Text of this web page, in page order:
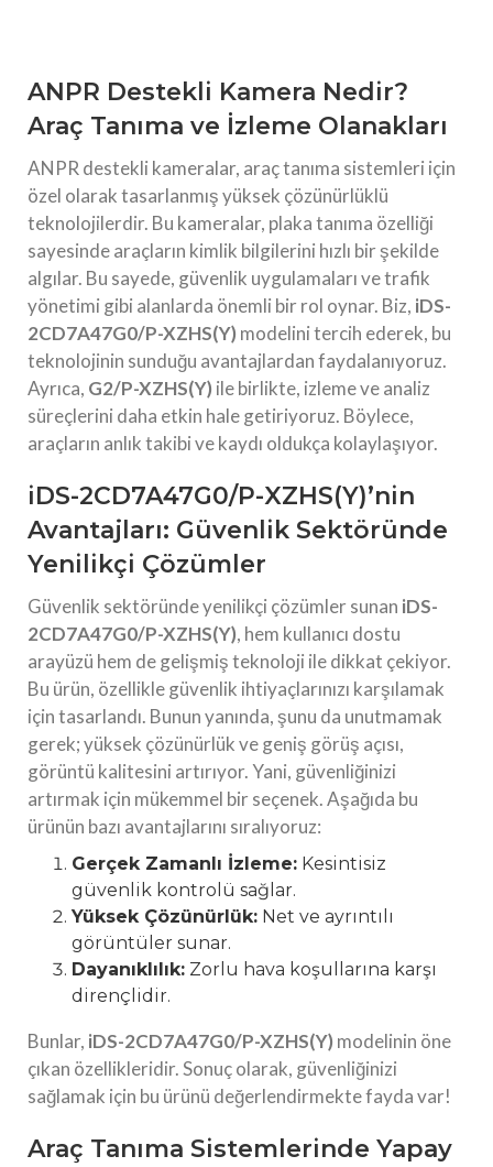
ANPR Destekli Kamera Nedir?
Araç Tanıma ve İzleme Olanakları
ANPR destekli kameralar, araç tanıma sistemleri için
özel olarak tasarlanmış yüksek çözünürlüklü
teknolojilerdir. Bu kameralar, plaka tanıma özelliği
sayesinde araçların kimlik bilgilerini hızlı bir şekilde
algılar. Bu sayede, güvenlik uygulamaları ve trafik
yönetimi gibi alanlarda önemli bir rol oynar. Biz, iDS-
2CD7A47G0/P-XZHS(Y) modelini tercih ederek, bu
teknolojinin sunduğu avantajlardan faydalanıyoruz.
Ayrıca, G2/P-XZHS(Y) ile birlikte, izleme ve analiz
süreçlerini daha etkin hale getiriyoruz. Böylece,
araçların anlık takibi ve kaydı oldukça kolaylaşıyor.
iDS-2CD7A47G0/P-XZHS(Y)’nin
Avantajları: Güvenlik Sektöründe
Yenilikçi Çözümler
Güvenlik sektöründe yenilikçi çözümler sunan iDS-
2CD7A47G0/P-XZHS(Y), hem kullanıcı dostu
arayüzü hem de gelişmiş teknoloji ile dikkat çekiyor.
Bu ürün, özellikle güvenlik ihtiyaçlarınızı karşılamak
için tasarlandı. Bunun yanında, şunu da unutmamak
gerek; yüksek çözünürlük ve geniş görüş açısı,
görüntü kalitesini artırıyor. Yani, güvenliğinizi
artırmak için mükemmel bir seçenek. Aşağıda bu
ürünün bazı avantajlarını sıralıyoruz:
Gerçek Zamanlı İzleme: Kesintisiz
güvenlik kontrolü sağlar.
Yüksek Çözünürlük: Net ve ayrıntılı
görüntüler sunar.
Dayanıklılık: Zorlu hava koşullarına karşı
dirençlidir.
Bunlar, iDS-2CD7A47G0/P-XZHS(Y) modelinin öne
çıkan özellikleridir. Sonuç olarak, güvenliğinizi
sağlamak için bu ürünü değerlendirmekte fayda var!
Araç Tanıma Sistemlerinde Yapay